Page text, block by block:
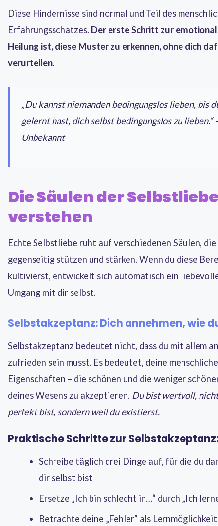
Diese Hindernisse sind normal und Teil des
Erfahrungsschatzes. Der erste Schritt zur
Heilung ist, diese Muster zu erkennen, ohne dich
verurteilen.
„Du kannst niemanden bedingungslos lieben, bis
gelernt hast, dich selbst bedingungslos zu lieben.“
Unbekannt
Die Säulen der Selbstliebe
verstehen
Echte Selbstliebe ruht auf verschiedenen Säulen, die
gegenseitig stützen und stärken. Wenn du diese
kultivierst, entwickelt sich automatisch ein
Umgang mit dir selbst.
Selbstakzeptanz: Dich annehmen, wie
Selbstakzeptanz bedeutet nicht, dass du mit allem
zufrieden sein musst. Es bedeutet, deine
Eigenschaften – die schönen und die weniger
deines Wesens zu akzeptieren. Du bist wertvoll,
perfekt bist, sondern weil du existierst.
Praktische Schritte zur Selbstakzeptanz:
Schreibe täglich drei Dinge auf, für die du
dir selbst bist
Ersetze „Ich bin schlecht in…“ durch „Ich
Betrachte deine „Fehler“ als